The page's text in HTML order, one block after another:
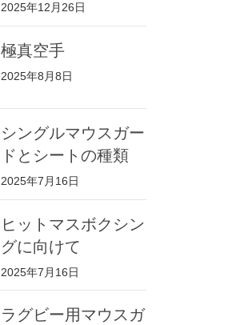
2025年12月26日
極真空手
2025年8月8日
シングルマウスガー
ドとシートの種類
2025年7月16日
ヒットマスボクシン
グに向けて
2025年7月16日
ラグビー用マウスガ